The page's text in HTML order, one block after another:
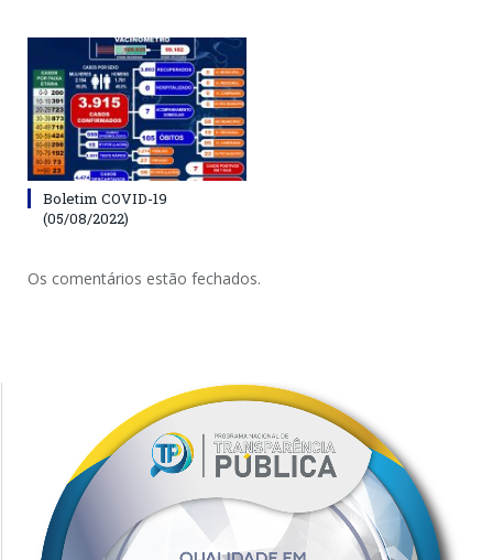
Boletim COVID-19
(05/08/2022)
Os comentários estão fechados.